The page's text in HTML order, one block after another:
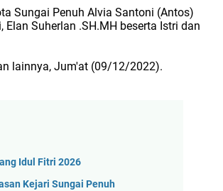
Sungai Penuh Alvia Santoni (Antos)
Suherlan .SH.MH beserta Istri dan
lainnya, Jum'at (09/12/2022).
Idul Fitri 2026
Kejari Sungai Penuh